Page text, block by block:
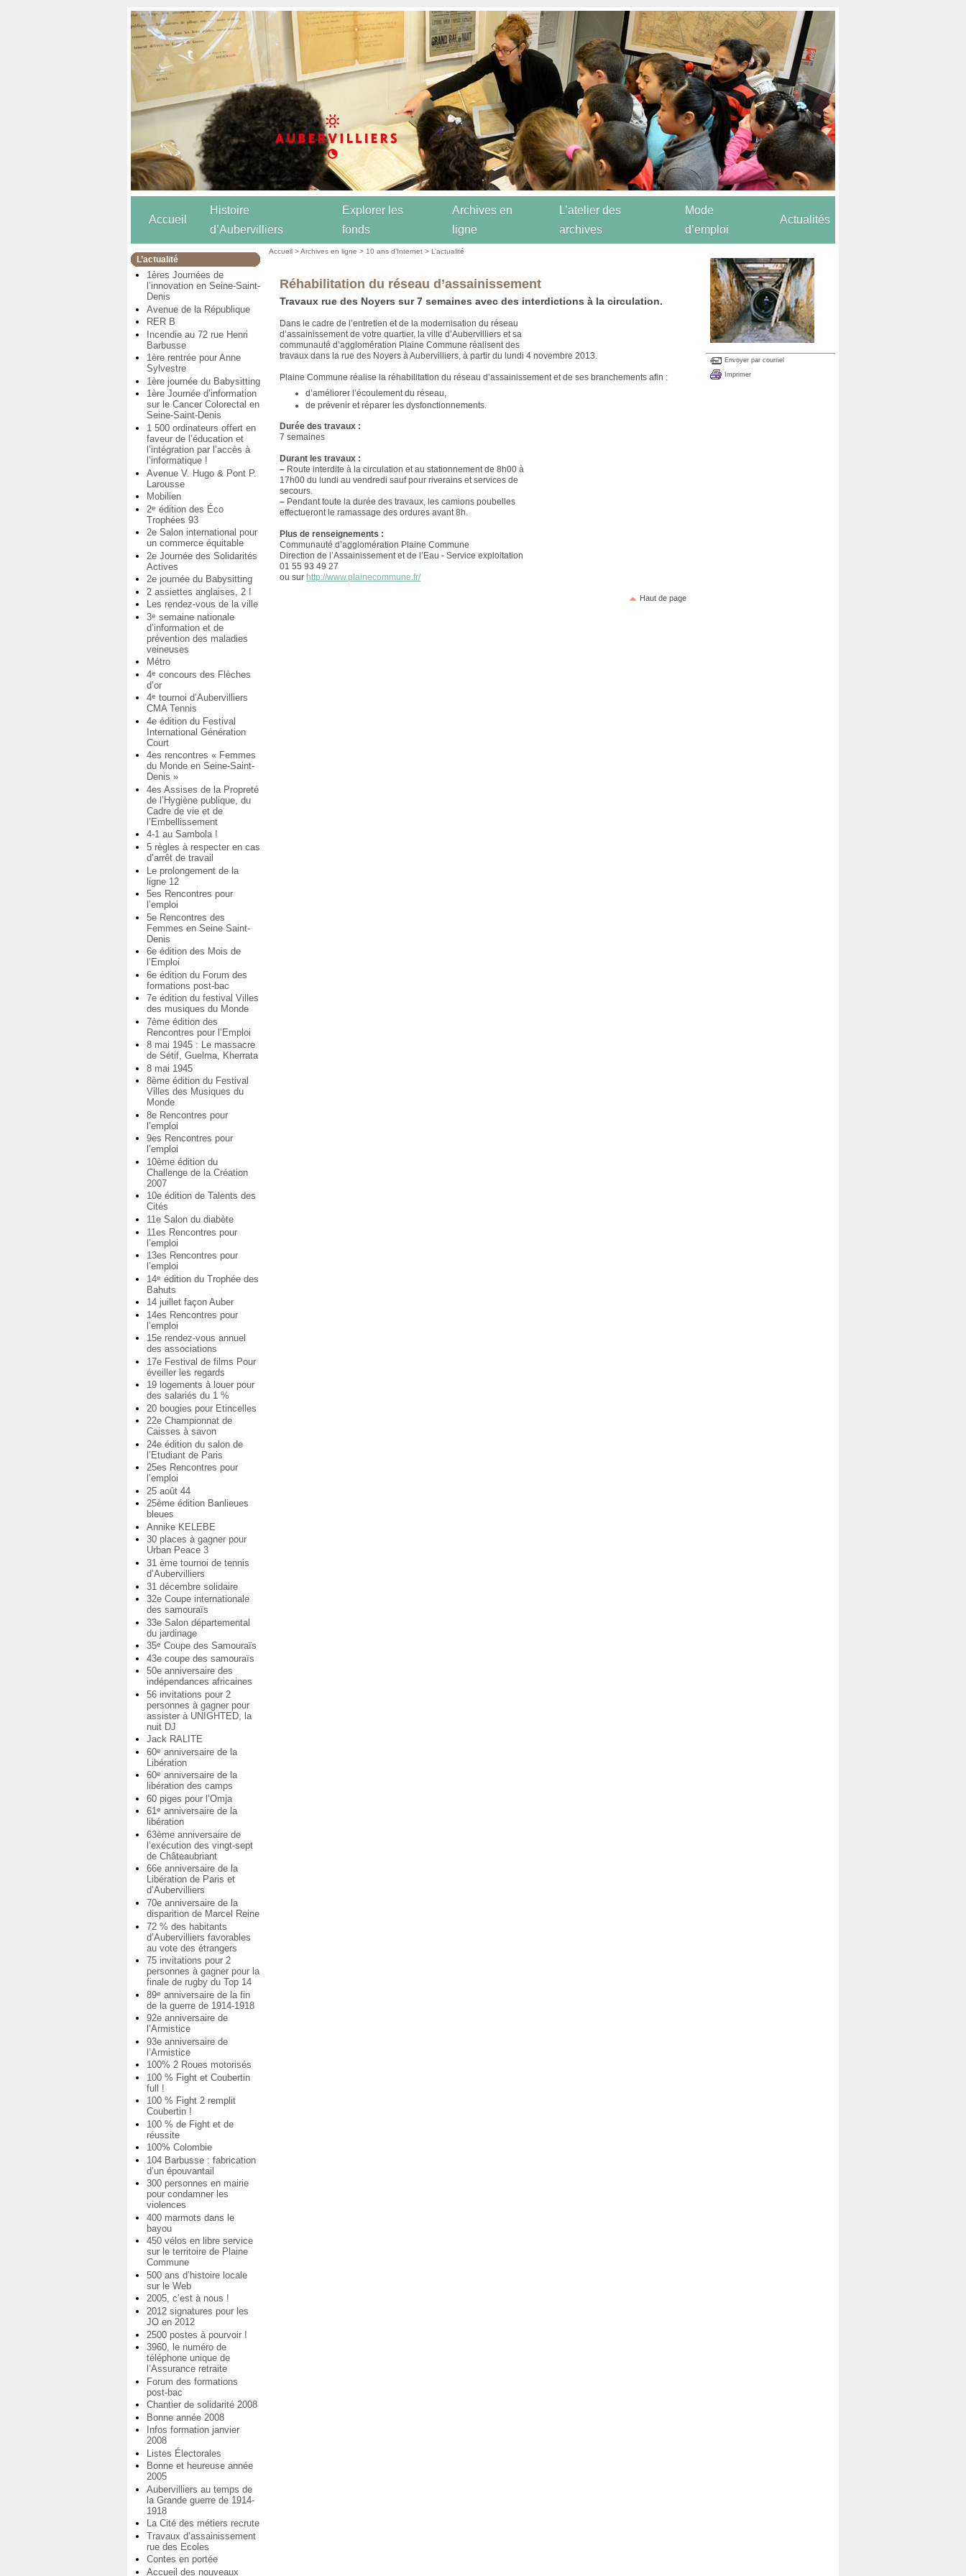
Accueil
Histoire
d’Aubervilliers
Explorer les
fonds
Archives en
ligne
L’atelier des
archives
Mode
d’emploi
Actualités
L’actualité
1ères Journées de
l’innovation en Seine-Saint-
Denis
Avenue de la République
RER B
Incendie au 72 rue Henri
Barbusse
1ère rentrée pour Anne
Sylvestre
1ère journée du Babysitting
1ère Journée d’information
sur le Cancer Colorectal en
Seine-Saint-Denis
1 500 ordinateurs offert en
faveur de l’éducation et
l’intégration par l’accès à
l’informatique !
Avenue V. Hugo & Pont P.
Larousse
Mobilien
2e édition des Éco
Trophées 93
2e Salon international pour
un commerce équitable
2e Journée des Solidarités
Actives
2e journée du Babysitting
2 assiettes anglaises, 2 !
Les rendez-vous de la ville
3e semaine nationale
d’information et de
prévention des maladies
veineuses
Métro
4e concours des Flèches
d’or
4e tournoi d’Aubervilliers
CMA Tennis
4e édition du Festival
International Génération
Court
4es rencontres « Femmes
du Monde en Seine-Saint-
Denis »
4es Assises de la Propreté
de l’Hygiène publique, du
Cadre de vie et de
l’Embellissement
4-1 au Sambola !
5 règles à respecter en cas
d’arrêt de travail
Le prolongement de la
ligne 12
5es Rencontres pour
l’emploi
5e Rencontres des
Femmes en Seine Saint-
Denis
6e édition des Mois de
l’Emploi
6e édition du Forum des
formations post-bac
7e édition du festival Villes
des musiques du Monde
7ème édition des
Rencontres pour l’Emploi
8 mai 1945 : Le massacre
de Sétif, Guelma, Kherrata
8 mai 1945
8ème édition du Festival
Villes des Musiques du
Monde
8e Rencontres pour
l’emploi
9es Rencontres pour
l’emploi
10ème édition du
Challenge de la Création
2007
10e édition de Talents des
Cités
11e Salon du diabète
11es Rencontres pour
l’emploi
13es Rencontres pour
l’emploi
14e édition du Trophée des
Bahuts
14 juillet façon Auber
14es Rencontres pour
l’emploi
15e rendez-vous annuel
des associations
17e Festival de films Pour
éveiller les regards
19 logements à louer pour
des salariés du 1 %
20 bougies pour Etincelles
22e Championnat de
Caisses à savon
24e édition du salon de
l’Etudiant de Paris
25es Rencontres pour
l’emploi
25 août 44
25ème édition Banlieues
bleues
Annike KELEBE
30 places à gagner pour
Urban Peace 3
31 ème tournoi de tennis
d’Aubervilliers
31 décembre solidaire
32e Coupe internationale
des samouraïs
33e Salon départemental
du jardinage
35e Coupe des Samouraïs
43e coupe des samouraïs
50e anniversaire des
indépendances africaines
56 invitations pour 2
personnes à gagner pour
assister à UNIGHTED, la
nuit DJ
Jack RALITE
60e anniversaire de la
Libération
60e anniversaire de la
libération des camps
60 piges pour l’Omja
61e anniversaire de la
libération
63ème anniversaire de
l’exécution des vingt-sept
de Châteaubriant
66e anniversaire de la
Libération de Paris et
d’Aubervilliers
70e anniversaire de la
disparition de Marcel Reine
72 % des habitants
d’Aubervilliers favorables
au vote des étrangers
75 invitations pour 2
personnes à gagner pour la
finale de rugby du Top 14
89e anniversaire de la fin
de la guerre de 1914-1918
92e anniversaire de
l’Armistice
93e anniversaire de
l’Armistice
100% 2 Roues motorisés
100 % Fight et Coubertin
full !
100 % Fight 2 remplit
Coubertin !
100 % de Fight et de
réussite
100% Colombie
104 Barbusse : fabrication
d’un épouvantail
300 personnes en mairie
pour condamner les
violences
400 marmots dans le
bayou
450 vélos en libre service
sur le territoire de Plaine
Commune
500 ans d’histoire locale
sur le Web
2005, c’est à nous !
2012 signatures pour les
JO en 2012
2500 postes à pourvoir !
3960, le numéro de
téléphone unique de
l’Assurance retraite
Forum des formations
post-bac
Chantier de solidarité 2008
Bonne année 2008
Infos formation janvier
2008
Listes Électorales
Bonne et heureuse année
2005
Aubervilliers au temps de
la Grande guerre de 1914-
1918
La Cité des métiers recrute
Travaux d’assainissement
rue des Ecoles
Contes en portée
Accueil des nouveaux
Accueil >Archives en ligne > 10 ans d’Internet >L’actualité
Réhabilitation du réseau d’assainissement
Travaux rue des Noyers sur 7 semaines avec des interdictions à la circulation.
Dans le cadre de l’entretien et de la modernisation du réseau
d’assainissement de votre quartier, la ville d’Aubervilliers et sa
communauté d’agglomération Plaine Commune réalisent des
travaux dans la rue des Noyers à Aubervilliers, à partir du lundi 4 novembre 2013.
Plaine Commune réalise la réhabilitation du réseau d’assainissement et de ses branchements afin :
d’améliorer l’écoulement du réseau,
de prévenir et réparer les dysfonctionnements.
Durée des travaux :
7 semaines
Durant les travaux :
– Route interdite à la circulation et au stationnement de 8h00 à
17h00 du lundi au vendredi sauf pour riverains et services de
secours.
– Pendant toute la durée des travaux, les camions poubelles
effectueront le ramassage des ordures avant 8h.
Plus de renseignements :
Communauté d’agglomération Plaine Commune
Direction de l’Assainissement et de l’Eau - Service exploitation
01 55 93 49 27
ou surhttp://www.plainecommune.fr/
Haut de page
Envoyer par courriel
Imprimer